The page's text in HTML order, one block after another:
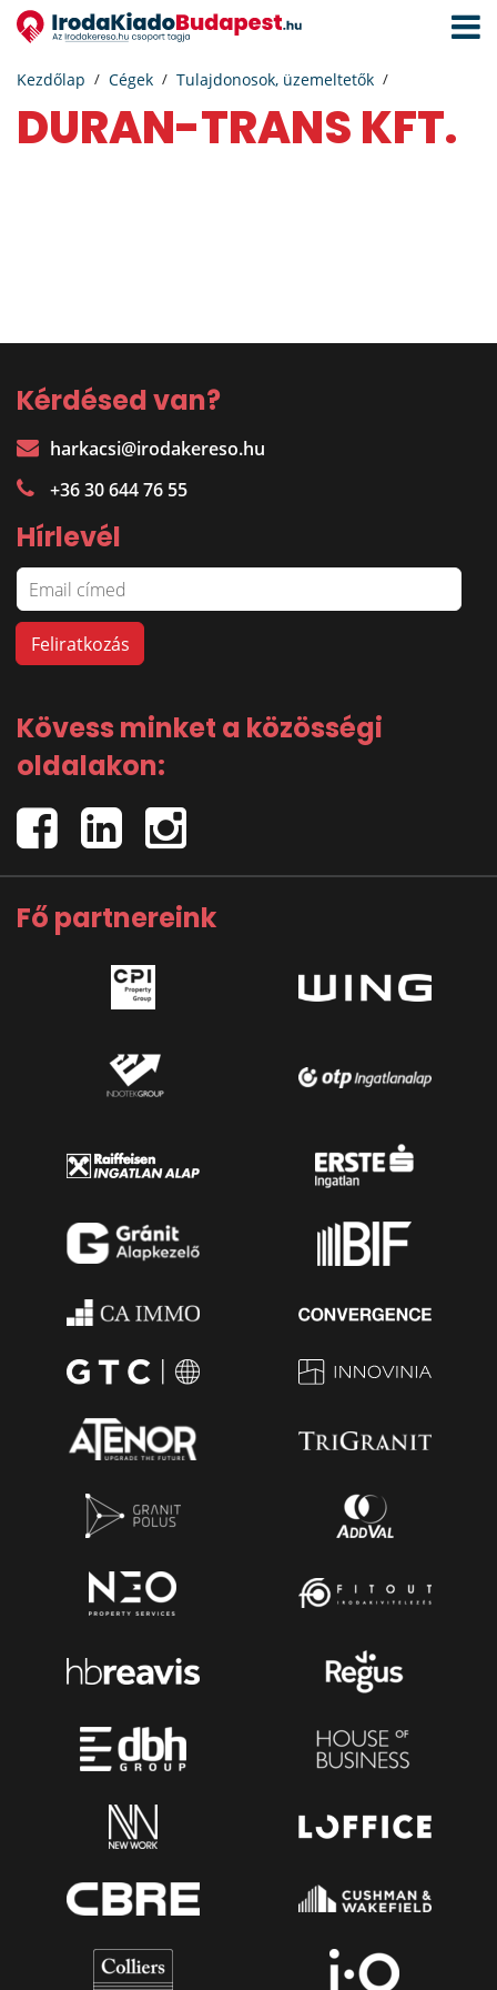
Kezdőlap Cégek Tulajdonosok, üzemeltetők
DURAN-TRANS KFT.
Kérdésed van?
harkacsi@irodakereso.hu
+36 30 644 76 55
Hírlevél
Kövess minket a közösségi
oldalakon:
Fő partnereink